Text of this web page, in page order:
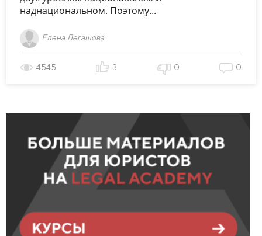
наднациональном. Поэтому...
Елена Легашова
4545 3 0 0